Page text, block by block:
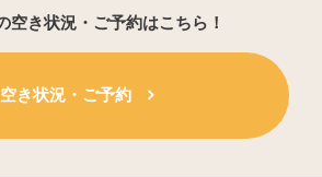
空き状況・ご予約はこちら！
空き状況・ご予約